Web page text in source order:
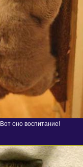
Вот оно воспитание!